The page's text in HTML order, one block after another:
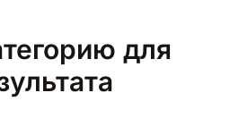
для